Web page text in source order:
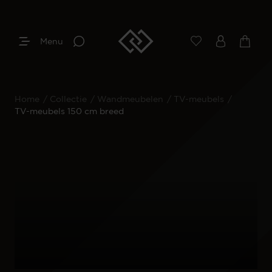
Menu
Home / Collectie / Wandmeubelen / TV-meubels /
TV-meubels 150 cm breed